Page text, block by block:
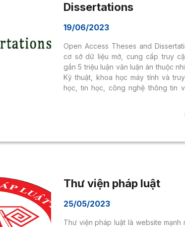
Dissertations
19/06/2023
Open Access Theses and
cơ sở dữ liệu mở, cung cấp truy
gần 5 triệu luận văn luận án thuộc
Kỹ thuật, khoa học máy tính và
học, tin học, công nghệ thông tin
đại học, cao đẳng trên thế giới. Các
trên CSDL này có thể đọc trực
Thư viện pháp luật
25/05/2023
Thư viện pháp luật là website mạnh